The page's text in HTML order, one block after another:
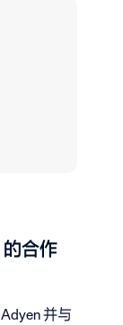
的合作
并与